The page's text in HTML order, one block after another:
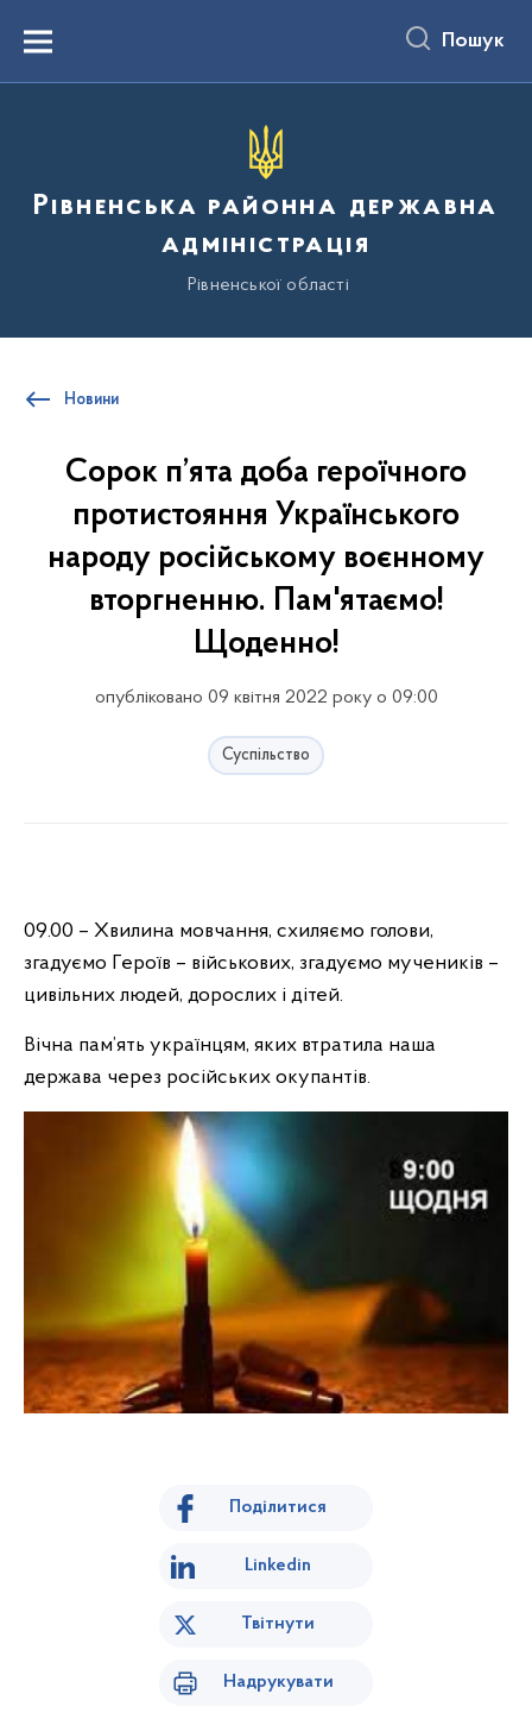
вмістуMenu Пошук
Рівненська районна державна
адміністрація
Рівненської області
Новини
Сорок п’ята доба героїчного
протистояння Українського
народу російському воєнному
вторгненню. Пам'ятаємо!
Щоденно!
опубліковано 09 квітня 2022 року о 09:00
Суспільство
09.00 – Хвилина мовчання, схиляємо голови,
згадуємо Героїв – військових, згадуємо мучеників –
цивільних людей, дорослих і дітей.
Вічна пам’ять українцям, яких втратила наша
держава через російських окупантів.
Поділитися
Linkedin
Твітнути
Надрукувати